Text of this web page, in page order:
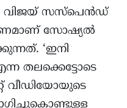
വിജയ് സസ്പെൻഡ്
സോഷ്യൽ
‘ഇനി
തലക്കെട്ടോടെ
വീഡിയോയുടെ